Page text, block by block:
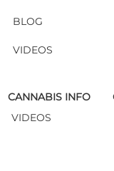
BLOG
VIDEOS
CANNABIS INFO
VIDEOS